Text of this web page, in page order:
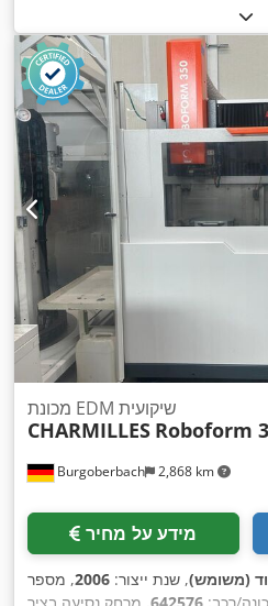
Burgoberbach 2,868 km
מכונת EDM שיקועית
CHARMILLES Roboform
מידע על מחיר
(משומש), שנת ייצור: 2006, מספר